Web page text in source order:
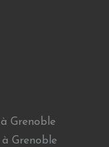
Grenoble
Grenoble